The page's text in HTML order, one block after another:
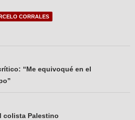
CORRALES
“Me equivoqué en el
colista Palestino